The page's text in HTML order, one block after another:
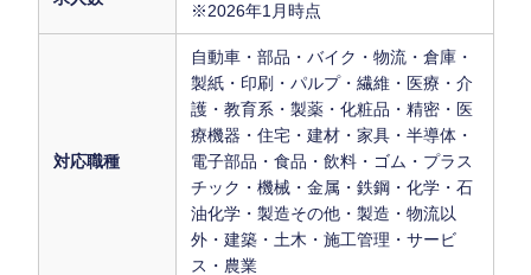
※2026年1月時点
対応職種
自動車・部品・バイク・物流・倉庫・
製紙・印刷・パルプ・繊維・医療・介
護・教育系・製薬・化粧品・精密・医
療機器・住宅・建材・家具・半導体・
電子部品・食品・飲料・ゴム・プラス
チック・機械・金属・鉄鋼・化学・石
油化学・製造その他・製造・物流以
外・建築・土木・施工管理・サービ
ス・農業